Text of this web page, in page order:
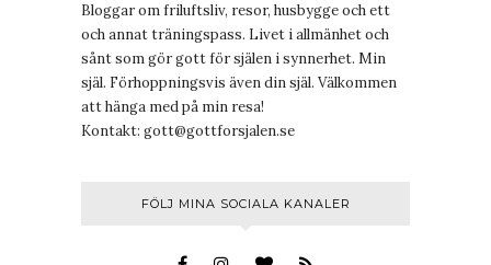
Bloggar om friluftsliv, resor, husbygge och ett
och annat träningspass. Livet i allmänhet och
sånt som gör gott för själen i synnerhet. Min
själ. Förhoppningsvis även din själ. Välkommen
att hänga med på min resa!
Kontakt: gott@gottforsjalen.se
FÖLJ MINA SOCIALA KANALER